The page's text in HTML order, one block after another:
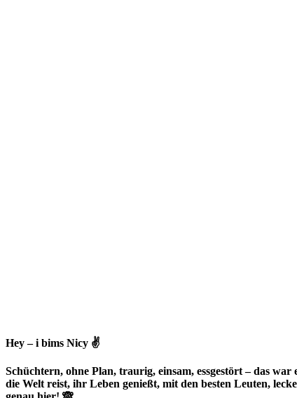
Hey – i bims Nicy ✌
Schüchtern, ohne Plan, traurig, einsam, essgestört – das
die Welt reist, ihr Leben genießt, mit den besten Leuten,